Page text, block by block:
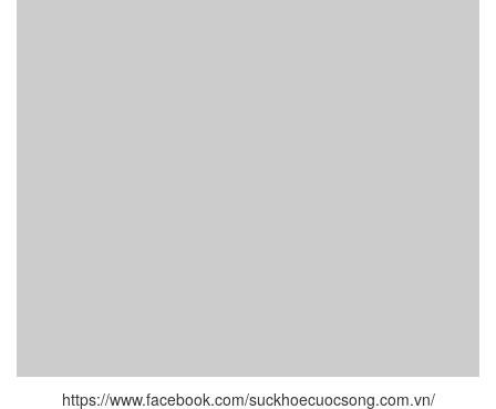
https://www.facebook.com/suckhoecuocsong.com.vn/